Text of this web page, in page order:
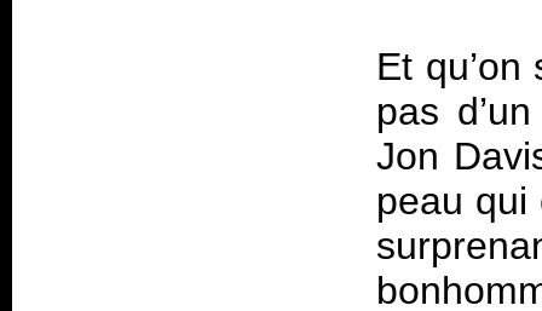
Et
pas
Jon
peau qui